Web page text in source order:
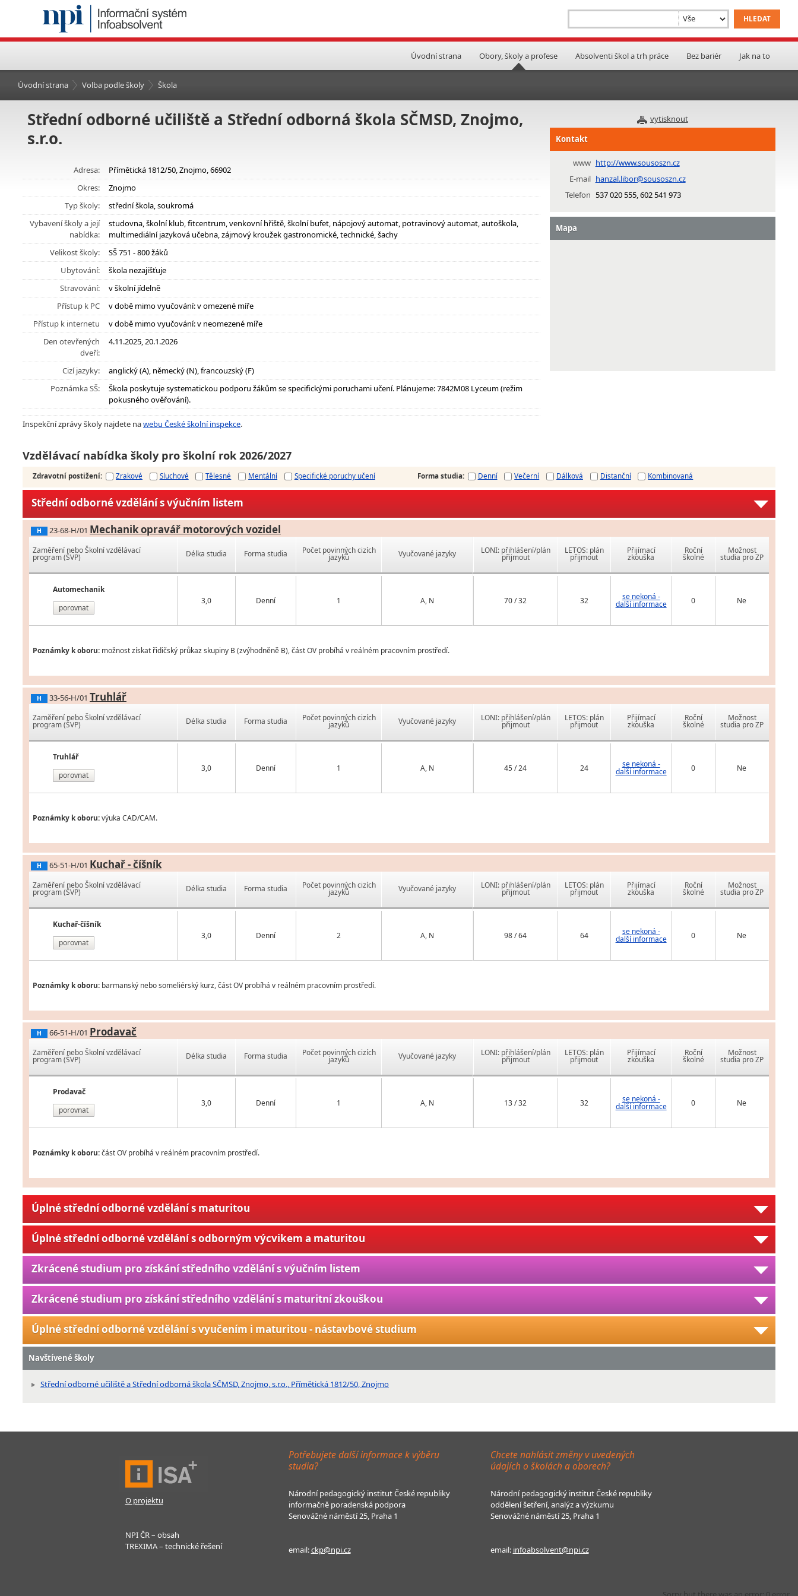
Úvodní strana Obory, školy a profese Absolventi škol a trh práce Bez bariér Jak na to
Úvodní strana Volba podle školy Škola
vytisknout
Střední odborné učiliště a Střední odborná škola SČMSD, Znojmo,
s.r.o.
Adresa:
Přímětická 1812/50, Znojmo, 66902
Okres:
Znojmo
Typ školy:
střední škola, soukromá
Vybavení školy a její
nabídka:
studovna, školní klub, fitcentrum, venkovní hřiště, školní bufet, nápojový automat, potravinový automat, autoškola,
multimediální jazyková učebna, zájmový kroužek gastronomické, technické, šachy
Velikost školy:
SŠ 751 - 800 žáků
Ubytování:
škola nezajišťuje
Stravování:
v školní jídelně
Přístup k PC
v době mimo vyučování: v omezené míře
Přístup k internetu
v době mimo vyučování: v neomezené míře
Den otevřených
dveří:
4.11.2025, 20.1.2026
Cizí jazyky:
anglický (A), německý (N), francouzský (F)
Poznámka SŠ:
Škola poskytuje systematickou podporu žákům se specifickými poruchami učení. Plánujeme: 7842M08 Lyceum (režim
pokusného ověřování).
Inspekční zprávy školy najdete nawebu České školní inspekce.
Kontakt
www http://www.sousoszn.cz
E-mail hanzal.libor@sousoszn.cz
Telefon 537 020 555, 602 541 973
Mapa
Vzdělávací nabídka školy pro školní rok 2026/2027
Zdravotní postižení: Zrakové Sluchové Tělesné Mentální Specifické poruchy učení Forma studia: Denní Večerní Dálková Distanční Kombinovaná
Střední odborné vzdělání s výučním listem
H 23-68-H/01 Mechanik opravář motorových vozidel
Zaměření nebo Školní vzdělávací
program (ŠVP)
Automechanik
porovnat
Délka studia Forma studia Počet povinných cizích
jazyků Vyučované jazyky
3,0 Denní 1 A, N
LONI: přihlášení/plán
přijmout
LETOS: plán
přijmout
Přijímací
zkouška
Roční
školné
Možnost
studia pro ZP
70 / 32 32 se nekoná -
další informace 0 Ne
Poznámky k oboru: možnost získat řidičský průkaz skupiny B (zvýhodněně B), část OV probíhá v reálném pracovním prostředí.
H 33-56-H/01 Truhlář
Zaměření nebo Školní vzdělávací
program (ŠVP)
Truhlář
porovnat
Délka studia Forma studia Počet povinných cizích
jazyků Vyučované jazyky
3,0 Denní 1 A, N
LONI: přihlášení/plán
přijmout
LETOS: plán
přijmout
Přijímací
zkouška
Roční
školné
Možnost
studia pro ZP
45 / 24 24 se nekoná -
další informace 0 Ne
Poznámky k oboru:výuka CAD/CAM.
H 65-51-H/01 Kuchař - číšník
Zaměření nebo Školní vzdělávací
program (ŠVP)
Kuchař-číšník
porovnat
Délka studia Forma studia Počet povinných cizích
jazyků Vyučované jazyky
3,0 Denní 2 A, N
LONI: přihlášení/plán
přijmout
LETOS: plán
přijmout
Přijímací
zkouška
Roční
školné
Možnost
studia pro ZP
98 / 64 64 se nekoná -
další informace 0 Ne
Poznámky k oboru: barmanský nebo someliérský kurz, část OV probíhá v reálném pracovním prostředí.
H 66-51-H/01 Prodavač
Zaměření nebo Školní vzdělávací
program (ŠVP)
Prodavač
porovnat
Délka studia Forma studia Počet povinných cizích
jazyků Vyučované jazyky
3,0 Denní 1 A, N
LONI: přihlášení/plán
přijmout
LETOS: plán
přijmout
Přijímací
zkouška
Roční
školné
Možnost
studia pro ZP
13 / 32 32 se nekoná -
další informace 0 Ne
Poznámky k oboru:část OV probíhá v reálném pracovním prostředí.
Úplné střední odborné vzdělání s maturitou
Úplné střední odborné vzdělání s odborným výcvikem a maturitou
Zkrácené studium pro získání středního vzdělání s výučním listem
Zkrácené studium pro získání středního vzdělání s maturitní zkouškou
Úplné střední odborné vzdělání s vyučením i maturitou - nástavbové studium
Navštívené školy
Střední odborné učiliště a Střední odborná škola SČMSD, Znojmo, s.r.o., Přímětická 1812/50, Znojmo
O projektu
NPI ČR – obsah
TREXIMA – technické řešení
Potřebujete další informace k výběru
studia?
Národní pedagogický institut České republiky
informačně poradenská podpora
Senovážné náměstí 25, Praha 1
email:ckp@npi.cz
Chcete nahlásit změny v uvedených
údajích o školách a oborech?
Národní pedagogický institut České republiky
oddělení šetření, analýz a výzkumu
Senovážné náměstí 25, Praha 1
email: infoabsolvent@npi.cz